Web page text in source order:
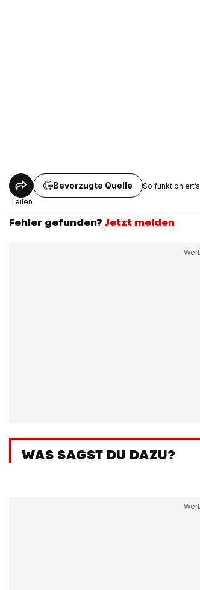
Teilen
Bevorzugte Quelle So funktioniert’s
Fehler gefunden? Jetzt melden
WAS SAGST DU DAZU?